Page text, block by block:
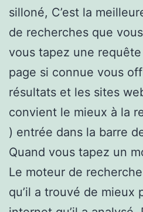
silloné, C’est la
de recherches que
vous tapez une
page si connue vous
résultats et les sites
convient le mieux à la
) entrée dans la barre
Quand vous tapez un
Le moteur de
qu’il a trouvé de mieux